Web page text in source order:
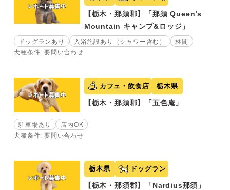
【栃木・那須郡】「那須 Queen’s
Mountain キャンプ&ロッジ」
ドッグランあり 入浴施設あり（シャワー含む）
林間
犬種条件: 要問い合わせ
カフェ・飲食店 栃木県
【栃木・那須郡】「五色庵」
駐車場あり
店内OK
犬種条件: 要問い合わせ
栃木県 ドッグラン
【栃木・那須郡】「Nardius那須」